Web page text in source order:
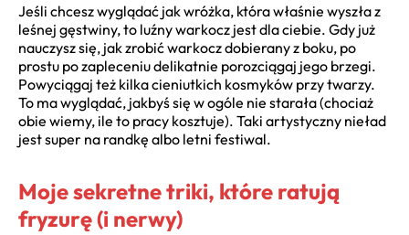
Jeśli chcesz wyglądać jak wróżka, która właśnie wyszła z
leśnej gęstwiny, to luźny warkocz jest dla ciebie. Gdy już
nauczysz się, jak zrobić warkocz dobierany z boku, po
prostu po zapleceniu delikatnie porozciągaj jego brzegi.
Powyciągaj też kilka cieniutkich kosmyków przy twarzy.
To ma wyglądać, jakbyś się w ogóle nie starała (chociaż
obie wiemy, ile to pracy kosztuje). Taki artystyczny nieład
jest super na randkę albo letni festiwal.
Moje sekretne triki, które ratują
fryzurę (i nerwy)